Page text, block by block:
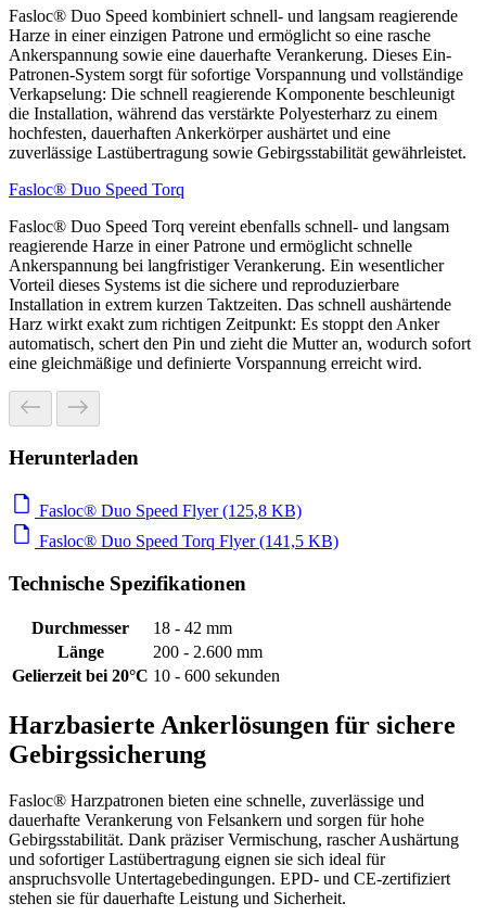
Fasloc® Duo Speed kombiniert schnell- und langsam reagierende
Harze in einer einzigen Patrone und ermöglicht so eine rasche
Ankerspannung sowie eine dauerhafte Verankerung. Dieses Ein-
Patronen-System sorgt für sofortige Vorspannung und vollständige
Verkapselung: Die schnell reagierende Komponente beschleunigt
die Installation, während das verstärkte Polyesterharz zu einem
hochfesten, dauerhaften Ankerkörper aushärtet und eine
zuverlässige Lastübertragung sowie Gebirgsstabilität gewährleistet.
Fasloc® Duo Speed Torq
Fasloc® Duo Speed Torq vereint ebenfalls schnell- und langsam
reagierende Harze in einer Patrone und ermöglicht schnelle
Ankerspannung bei langfristiger Verankerung. Ein wesentlicher
Vorteil dieses Systems ist die sichere und reproduzierbare
Installation in extrem kurzen Taktzeiten. Das schnell aushärtende
Harz wirkt exakt zum richtigen Zeitpunkt: Es stoppt den Anker
automatisch, schert den Pin und zieht die Mutter an, wodurch sofort
eine gleichmäßige und definierte Vorspannung erreicht wird.
Herunterladen
Fasloc® Duo Speed Flyer (125,8 KB)
Fasloc® Duo Speed Torq Flyer (141,5 KB)
Technische Spezifikationen
Durchmesser
18 - 42 mm
Länge
200 - 2.600 mm
Gelierzeit bei 20°C 10 - 600 sekunden
Harzbasierte Ankerlösungen für sichere
Gebirgssicherung
Fasloc® Harzpatronen bieten eine schnelle, zuverlässige und
dauerhafte Verankerung von Felsankern und sorgen für hohe
Gebirgsstabilität. Dank präziser Vermischung, rascher Aushärtung
und sofortiger Lastübertragung eignen sie sich ideal für
anspruchsvolle Untertagebedingungen. EPD- und CE-zertifiziert
stehen sie für dauerhafte Leistung und Sicherheit.